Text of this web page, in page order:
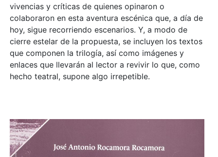
vivencias y críticas de quienes opinaron o
colaboraron en esta aventura escénica que, a día de
hoy, sigue recorriendo escenarios. Y, a modo de
cierre estelar de la propuesta, se incluyen los textos
que componen la trilogía, así como imágenes y
enlaces que llevarán al lector a revivir lo que, como
hecho teatral, supone algo irrepetible.